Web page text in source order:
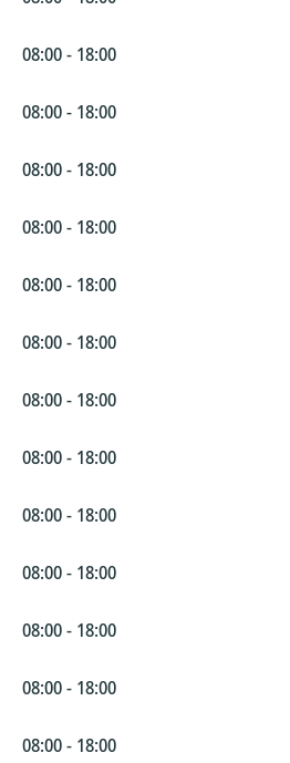
08:00 - 18:00
08:00 - 18:00
08:00 - 18:00
08:00 - 18:00
08:00 - 18:00
08:00 - 18:00
08:00 - 18:00
08:00 - 18:00
08:00 - 18:00
08:00 - 18:00
08:00 - 18:00
08:00 - 18:00
08:00 - 18:00